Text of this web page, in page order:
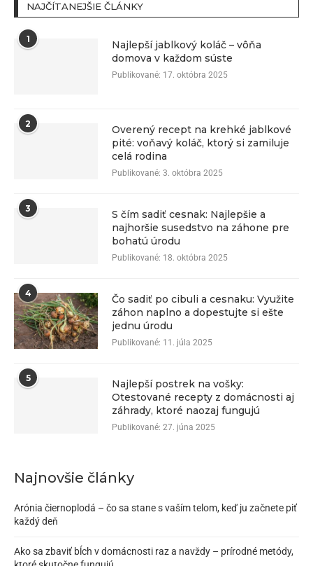
NAJČÍTANEJŠIE ČLÁNKY
1
Najlepší jablkový koláč – vôňa
domova v každom súste
Publikované: 17. októbra 2025
2
Overený recept na krehké jablkové
pité: voňavý koláč, ktorý si zamiluje
celá rodina
Publikované: 3. októbra 2025
3
S čím sadiť cesnak: Najlepšie a
najhoršie susedstvo na záhone pre
bohatú úrodu
Publikované: 18. októbra 2025
4
Čo sadiť po cibuli a cesnaku: Využite
záhon naplno a dopestujte si ešte
jednu úrodu
Publikované: 11. júla 2025
5
Najlepší postrek na vošky:
Otestované recepty z domácnosti aj
záhrady, ktoré naozaj fungujú
Publikované: 27. júna 2025
Najnovšie články
Arónia čiernoplodá – čo sa stane s vaším telom, keď ju začnete piť
každý deň
Ako sa zbaviť bĺch v domácnosti raz a navždy – prírodné metódy,